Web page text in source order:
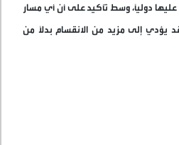
عليها دوليًا، وسط تأكيد على أن أي مسار
يؤدي إلى مزيد من الانقسام بدلًا من